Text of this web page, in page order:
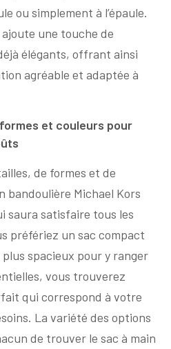
ou simplement à l’épaule.
une touche de
élégants, offrant ainsi
agréable et adaptée à
et couleurs pour
de formes et de
bandoulière Michael Kors
satisfaire tous les
préfériez un sac compact
spacieux pour y ranger
vous trouverez
qui correspond à votre
La variété des options
de trouver le sac à main